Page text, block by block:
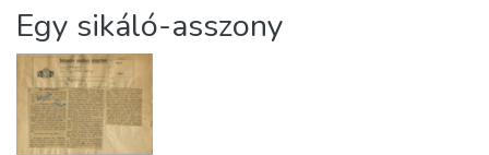
Statistics
About us
Egy sikáló-asszony